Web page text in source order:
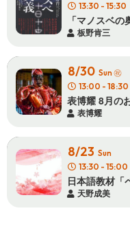
13:30 - 15:30
「マノスベの
板野肯三
8/30 Sun㊗
13:00 - 18:30
表博耀 8月の
表博耀
8/23 Sun
13:30 - 15:00
日本語教材「
天野成美